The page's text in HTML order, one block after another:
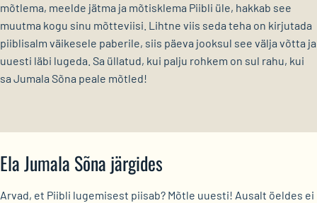
mõtlema, meelde jätma ja mõtisklema Piibli üle, hakkab see
muutma kogu sinu mõtteviisi. Lihtne viis seda teha on kirjutada
piiblisalm väikesele paberile, siis päeva jooksul see välja võtta ja
uuesti läbi lugeda. Sa üllatud, kui palju rohkem on sul rahu, kui
sa Jumala Sõna peale mõtled!
Ela Jumala Sõna järgides
Arvad, et Piibli lugemisest piisab? Mõtle uuesti! Ausalt öeldes ei